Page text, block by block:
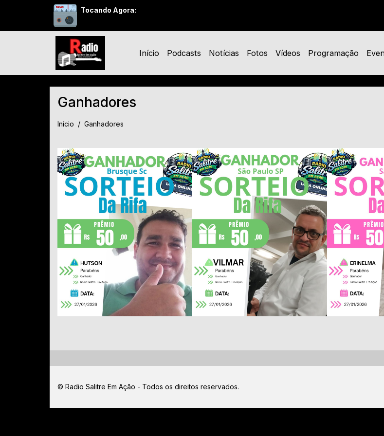
Tocando Agora:
Início Podcasts Notícias Fotos Vídeos Programação
Ganhadores
Início Ganhadores
© Radio Salitre Em Ação - Todos os direitos reservados.